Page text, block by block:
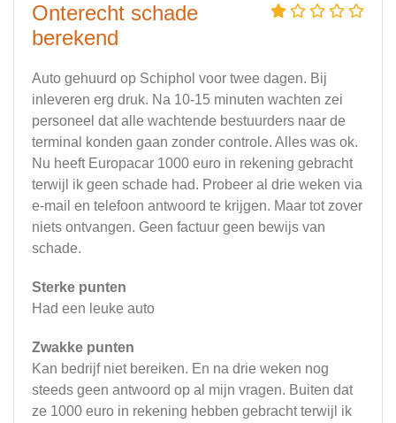
Onterecht schade
berekend
Auto gehuurd op Schiphol voor twee dagen. Bij
inleveren erg druk. Na 10-15 minuten wachten zei
personeel dat alle wachtende bestuurders naar de
terminal konden gaan zonder controle. Alles was ok.
Nu heeft Europacar 1000 euro in rekening gebracht
terwijl ik geen schade had. Probeer al drie weken via
e-mail en telefoon antwoord te krijgen. Maar tot zover
niets ontvangen. Geen factuur geen bewijs van
schade.
Sterke punten
Had een leuke auto
Zwakke punten
Kan bedrijf niet bereiken. En na drie weken nog
steeds geen antwoord op al mijn vragen. Buiten dat
ze 1000 euro in rekening hebben gebracht terwijl ik